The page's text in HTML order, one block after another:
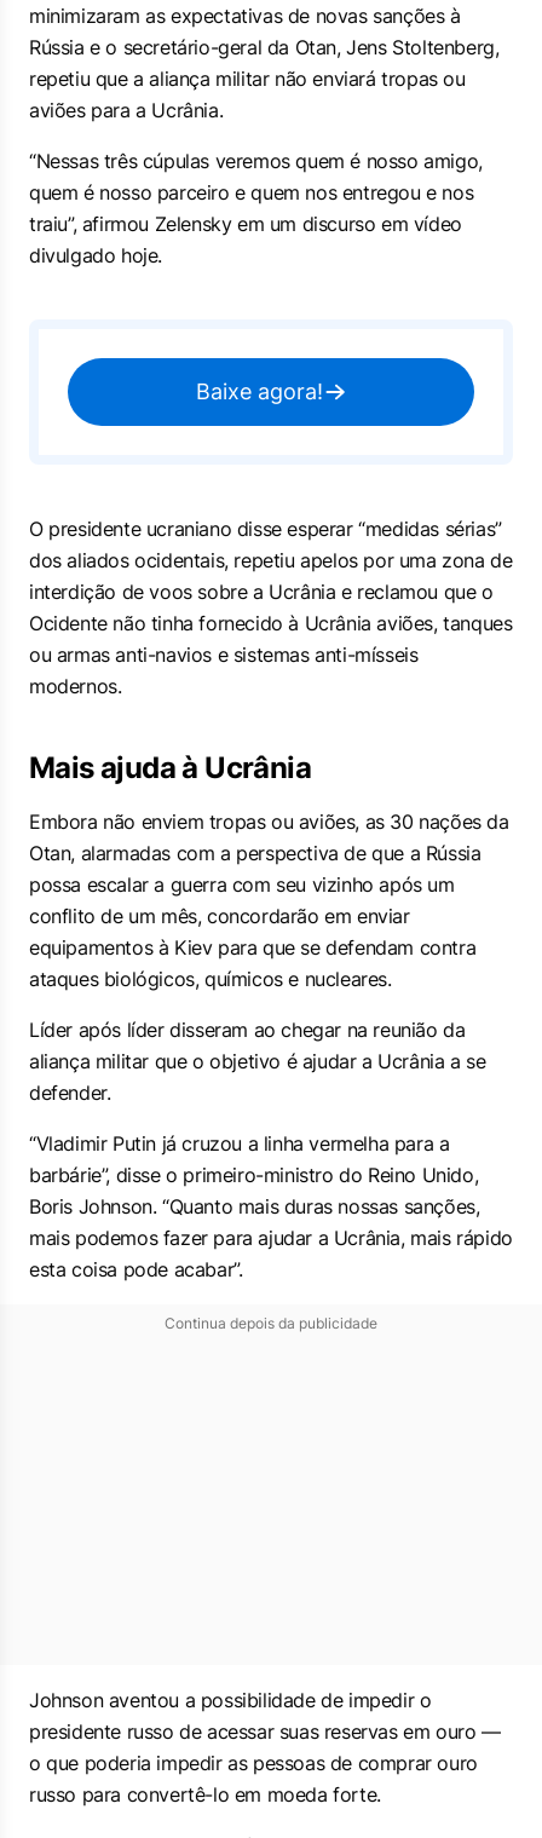
minimizaram as expectativas de novas sanções à
Rússia e o secretário-geral da Otan, Jens Stoltenberg,
repetiu que a aliança militar não enviará tropas ou
aviões para a Ucrânia.
“Nessas três cúpulas veremos quem é nosso amigo,
quem é nosso parceiro e quem nos entregou e nos
traiu”, afirmou Zelensky em um discurso em vídeo
divulgado hoje.
Baixe agora!
O presidente ucraniano disse esperar “medidas sérias”
dos aliados ocidentais, repetiu apelos por uma zona de
interdição de voos sobre a Ucrânia e reclamou que o
Ocidente não tinha fornecido à Ucrânia aviões, tanques
ou armas anti-navios e sistemas anti-mísseis
modernos.
Mais ajuda à Ucrânia
Embora não enviem tropas ou aviões, as 30 nações da
Otan, alarmadas com a perspectiva de que a Rússia
possa escalar a guerra com seu vizinho após um
conflito de um mês, concordarão em enviar
equipamentos à Kiev para que se defendam contra
ataques biológicos, químicos e nucleares.
Líder após líder disseram ao chegar na reunião da
aliança militar que o objetivo é ajudar a Ucrânia a se
defender.
“Vladimir Putin já cruzou a linha vermelha para a
barbárie”, disse o primeiro-ministro do Reino Unido,
Boris Johnson. “Quanto mais duras nossas sanções,
mais podemos fazer para ajudar a Ucrânia, mais rápido
esta coisa pode acabar”.
Continua depois da publicidade
Johnson aventou a possibilidade de impedir o
presidente russo de acessar suas reservas em ouro —
o que poderia impedir as pessoas de comprar ouro
russo para convertê-lo em moeda forte.